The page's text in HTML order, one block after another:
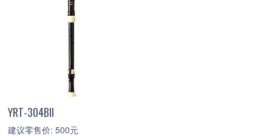
YRT-304BII
建议零售价: 500元